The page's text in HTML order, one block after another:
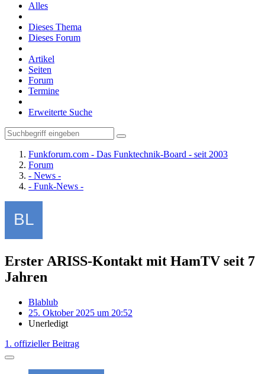
Alles
Dieses Thema
Dieses Forum
Artikel
Seiten
Forum
Termine
Erweiterte Suche
Funkforum.com - Das Funktechnik-Board - seit 2003
Forum
- News -
- Funk-News -
Erster ARISS-Kontakt mit HamTV seit 7
Jahren
Blablub
25. Oktober 2025 um 20:52
Unerledigt
1. offizieller Beitrag